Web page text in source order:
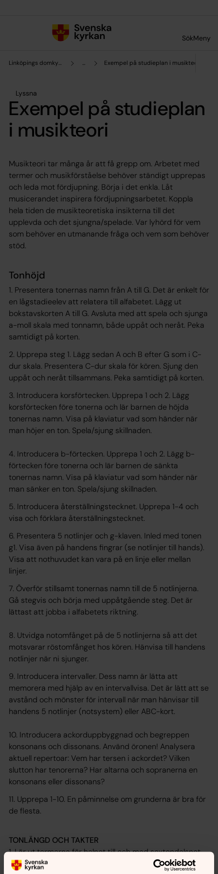
SökMeny
Linköpings domkyrkopastorat ... Exempel på studieplan i musikteori
Lyssna
Exempel på studieplan
i musikteori
Musikteori tar många år att få grepp om. Arbetet med
termer och musikförståelse behöver ständigt upprepas
och leda mot fördjupning. Börja i det enkla. Låt
musicerandet inspirera fördjupningsarbetet. Koppla
hela tiden de musikteoretiska insikterna till det
upplevda och det sjungna/spelade. Var lyhörd för vem
som behöver en utmanande fråga och vem som behöver
stöd.
Tonhöjd
1. Presentera tonernas namn från A till G. Det är enkelt för
en lågstadieelev att relatera till alfabetet. Lägg ut
bokstavskorten A till G. Avsluta med att spela och sjunga
a-moll skala med tonnamn, både uppåt och neråt. Peka
samtidigt på korten.
2. Upprepa steg 1. Lägg sedan A och B efter G som i C-
dur skala. Presentera C-dur skala för kören. Sjung den
uppåt och neråt tillsammans. Peka samtidigt på korten.
3. Introducera korsförtecken. Upprepa 1 och 2. Lägg
korsförtecken före tonerna och lär barnen de höjda
tonernas namn. Visa på klaviatur vad som händer när
man höjer en ton. Spela/sjung skillnaden.
4. Introducera b-förtecken. Upprepa 1 och 2. Lägg b-
förtecken före tonerna och lär barnen de sänkta
tonernas namn. Visa på klaviatur vad som händer när
man sänker en ton. Spela/sjung skillnaden.
5. Introducera återställningstecknet. Upprepa 1-4 och
visa och förklara återställningstecknet.
6. Presentera 5 notlinjer och g-klaven. Inled med tonen
g1. Visa även på handens fingrar (se notlinjer till hands).
Visa att nothuvudet kan vara på en linje eller mellan
linjer.
7. Överför stillsamt tonernas namn till de 5 notlinjerna.
Gå stegvis och börja med uppåtgående steg. Det är
lättast att jobba i alfabetets riktning.
8. Utvidga notomfånget på de 5 notlinjerna så att det
motsvarar röstomfånget hos kören. Hänvisa till handens
notlinjer när ni sjunger.
9. Introducera intervaller. Dess namn är lätta att
memorera med hjälp av en intervallvisa. Det är lätt att se
avstånd och mönster för intervall när man hänvisar till
handens 5 notlinjer (notsystem) eller ABC-kort.
10. Introducera ackorduppbyggnad och begreppen
konsonans och dissonans. Använd öronen! Analysera
aktuell repertoar: Vem har tersen i ackordet? Vilken
slutton har tenorerna? Har altarna och sopranerna en
konsonans eller dissonans?
11. Upprepa 1-10. En påminnelse om grunderna är bra för
de flesta.
TONLÄNGD OCH TAKTER
1. Lär ut termerna för helnot till och med sextondelsnot.
Rita eller lägg ut Music Mind Games ”Blue Jello Rhythm